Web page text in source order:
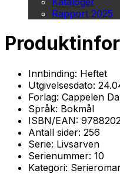
Rapport 2025
Innbinding: Heftet
Utgivelsesdato:
Forlag: Cappelen
Språk: Bokmål
ISBN/EAN:
Antall sider: 256
Serie: Livsarven
Serienummer: 10
Kategori: